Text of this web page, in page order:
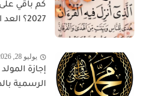
كم باقي
2027؟ العد التنازلي...
يوليو 28, 2026
إجازة
الرسمية